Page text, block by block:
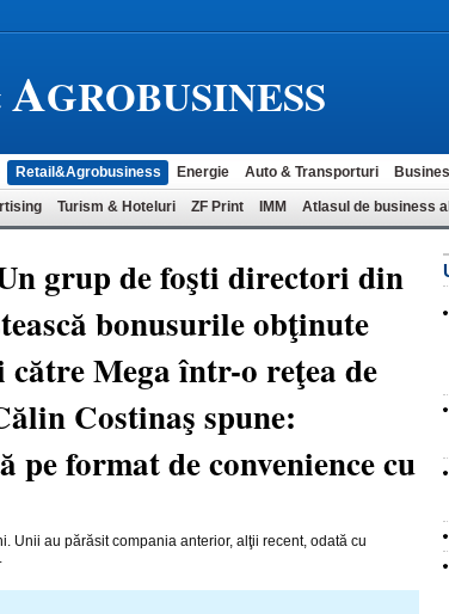
AGROBUSINESS
Retail&Agrobusiness Energie Auto & Transporturi
Turism & Hoteluri ZF Print IMM Atlasul de business
grup de foşti directori din
bonusurile obţinute
Mega într-o reţea de
Costinaş spune:
pe format de convenience cu
Unii au părăsit compania anterior, alţii recent, odată cu